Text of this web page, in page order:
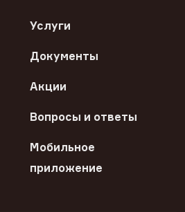
Услуги
Документы
Акции
Вопросы и ответы
Мобильное
приложение